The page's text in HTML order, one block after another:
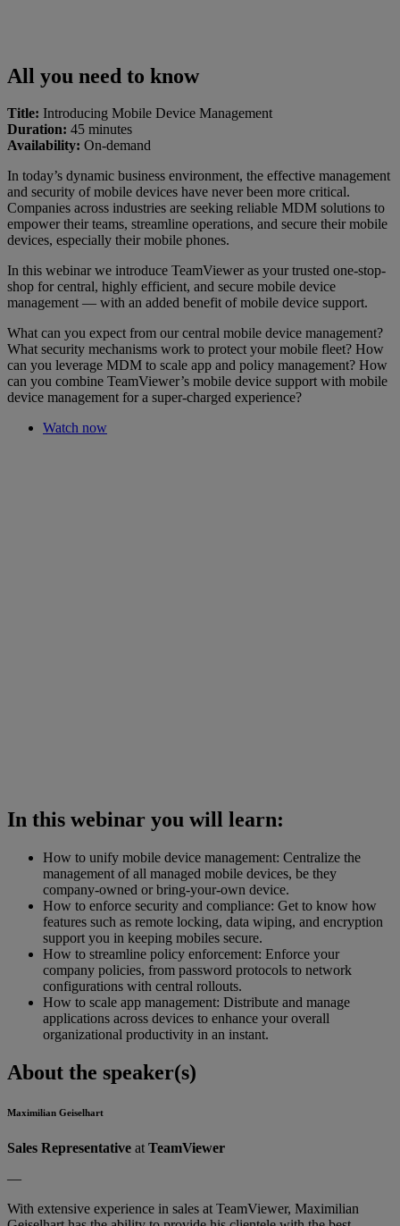
All you need to know
Title: Introducing Mobile Device Management
Duration: 45 minutes
Availability: On-demand
In today’s dynamic business environment, the effective management
and security of mobile devices have never been more critical.
Companies across industries are seeking reliable MDM solutions to
empower their teams, streamline operations, and secure their mobile
devices, especially their mobile phones.
In this webinar we introduce TeamViewer as your trusted one-stop-
shop for central, highly efficient, and secure mobile device
management — with an added benefit of mobile device support.
What can you expect from our central mobile device management?
What security mechanisms work to protect your mobile fleet? How
can you leverage MDM to scale app and policy management? How
can you combine TeamViewer’s mobile device support with mobile
device management for a super-charged experience?
Watch now
In this webinar you will learn:
How to unify mobile device management: Centralize the
management of all managed mobile devices, be they
company-owned or bring-your-own device.
How to enforce security and compliance: Get to know how
features such as remote locking, data wiping, and encryption
support you in keeping mobiles secure.
How to streamline policy enforcement: Enforce your
company policies, from password protocols to network
configurations with central rollouts.
How to scale app management: Distribute and manage
applications across devices to enhance your overall
organizational productivity in an instant.
About the speaker(s)
Maximilian Geiselhart
Sales Representative at TeamViewer
—
With extensive experience in sales at TeamViewer, Maximilian